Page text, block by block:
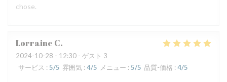
chose.
Lorraine C
2024-10-28 - 12:30 - ゲスト 3
サービス : 5/5 雰囲気 : 4/5 メニュー : 5/5 品質-価格 : 4/5